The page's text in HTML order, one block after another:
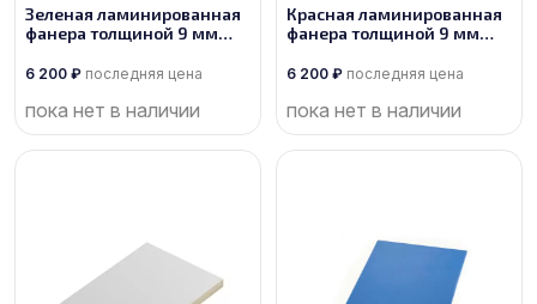
Зеленая ламинированная
фанера толщиной 9 мм
1/1
6 200 ₽ последняя цена
пока нет в наличии
Красная ламинированная
фанера толщиной 9 мм
1/1
6 200 ₽ последняя цена
пока нет в наличии